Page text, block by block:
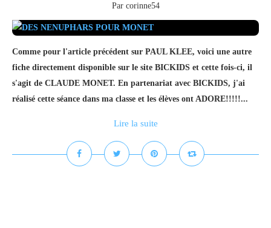
Par corinne54
Comme pour l'article précédent sur PAUL KLEE, voici une autre
fiche directement disponible sur le site BICKIDS et cette fois-ci, il
s'agit de CLAUDE MONET. En partenariat avec BICKIDS, j'ai
réalisé cette séance dans ma classe et les élèves ont ADORE!!!!!...
Lire la suite